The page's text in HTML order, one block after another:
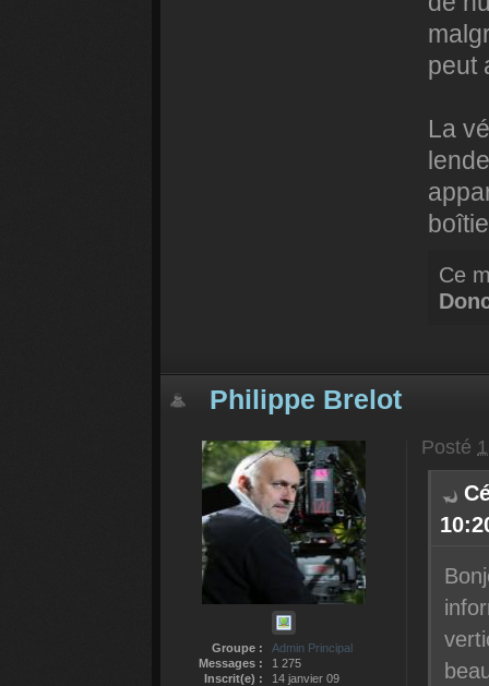
peut
La
Ce
Philippe Brelot
Groupe :
Admin Principal
Messages :
1 275
Inscrit(e) :
14 janvier 09
Posté